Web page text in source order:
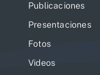
Publicaciones
Presentaciones
Fotos
Videos